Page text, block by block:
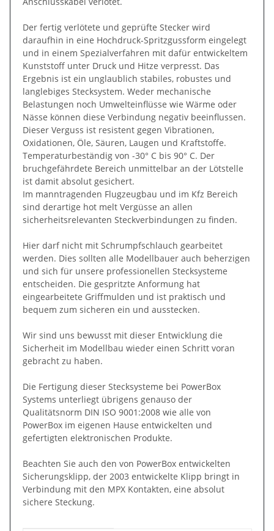
Der fertig verlötete und geprüfte Stecker wird
daraufhin in eine Hochdruck-Spritzgussform eingelegt
und in einem Spezialverfahren mit dafür entwickeltem
Kunststoff unter Druck und Hitze verpresst. Das
Ergebnis ist ein unglaublich stabiles, robustes und
langlebiges Stecksystem. Weder mechanische
Belastungen noch Umwelteinflüsse wie Wärme oder
Nässe können diese Verbindung negativ beeinflussen.
Dieser Verguss ist resistent gegen Vibrationen,
Oxidationen, Öle, Säuren, Laugen und Kraftstoffe.
Temperaturbeständig von -30° C bis 90° C. Der
bruchgefährdete Bereich unmittelbar an der Lötstelle
ist damit absolut gesichert.
Im manntragenden Flugzeugbau und im Kfz Bereich
sind derartige hot melt Vergüsse an allen
sicherheitsrelevanten Steckverbindungen zu finden.
Hier darf nicht mit Schrumpfschlauch gearbeitet
werden. Dies sollten alle Modellbauer auch beherzigen
und sich für unsere professionellen Stecksysteme
entscheiden. Die gespritzte Anformung hat
eingearbeitete Griffmulden und ist praktisch und
bequem zum sicheren ein und ausstecken.
Wir sind uns bewusst mit dieser Entwicklung die
Sicherheit im Modellbau wieder einen Schritt voran
gebracht zu haben.
Die Fertigung dieser Stecksysteme bei PowerBox
Systems unterliegt übrigens genauso der
Qualitätsnorm DIN ISO 9001:2008 wie alle von
PowerBox im eigenen Hause entwickelten und
gefertigten elektronischen Produkte.
Beachten Sie auch den von PowerBox entwickelten
Sicherungsklipp, der 2003 entwickelte Klipp bringt in
Verbindung mit den MPX Kontakten, eine absolut
sichere Steckung.